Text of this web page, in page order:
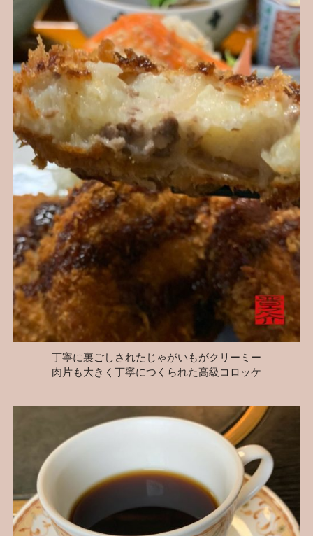
丁寧に裏ごしされたじゃがいもがクリーミー
肉片も大きく丁寧につくられた高級コロッケ